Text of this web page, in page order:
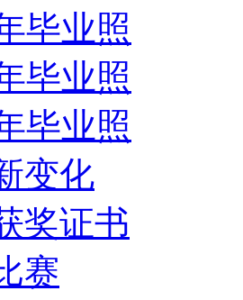
毕业照
毕业照
毕业照
变化
奖证书
赛